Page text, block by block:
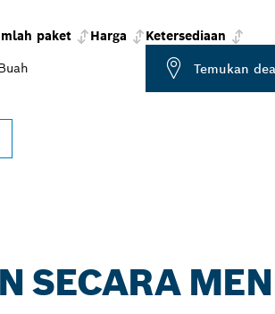
paket Harga
Ketersediaan
Temukan
SECARA